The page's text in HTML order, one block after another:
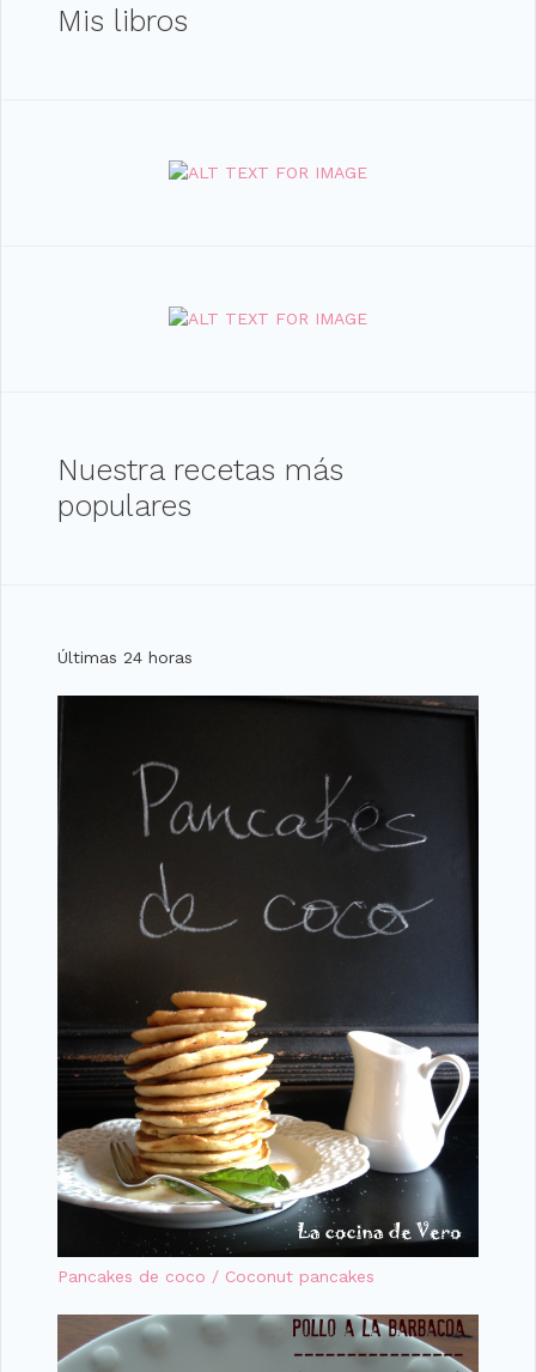
Mis libros
Nuestra recetas más
populares
Últimas 24 horas
Pancakes de coco / Coconut pancakes